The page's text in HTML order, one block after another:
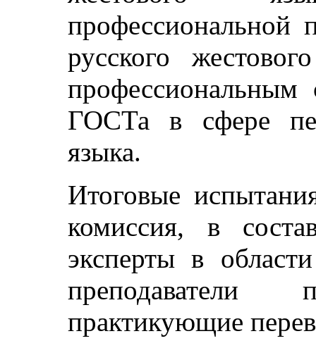
профессиональной
русского
профессиональным
ГОСТа в сфере
языка.
Итоговые
комиссия, в
эксперты в
практикующие